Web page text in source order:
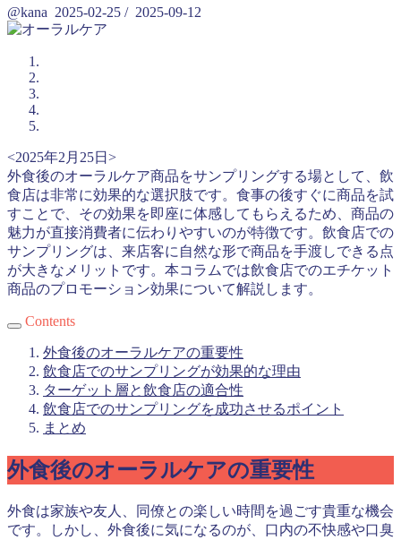
@kana 2025-02-25 / 2025-09-12
<2025年2月25日>
外食後のオーラルケア商品をサンプリングする場として、飲
食店は非常に効果的な選択肢です。食事の後すぐに商品を試
すことで、その効果を即座に体感してもらえるため、商品の
魅力が直接消費者に伝わりやすいのが特徴です。飲食店での
サンプリングは、来店客に自然な形で商品を手渡しできる点
が大きなメリットです。本コラムでは飲食店でのエチケット
商品のプロモーション効果について解説します。
Contents
外食後のオーラルケアの重要性
飲食店でのサンプリングが効果的な理由
ターゲット層と飲食店の適合性
飲食店でのサンプリングを成功させるポイント
まとめ
外食後のオーラルケアの重要性
外食は家族や友人、同僚との楽しい時間を過ごす貴重な機会
です。しかし、外食後に気になるのが、口内の不快感や口臭